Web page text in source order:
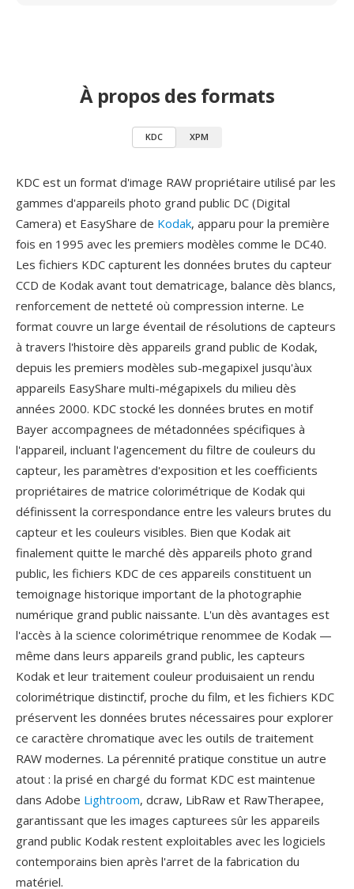
À propos des formats
KDC XPM
KDC est un format d'image RAW propriétaire utilisé par les
gammes d'appareils photo grand public DC (Digital
Camera) et EasyShare de Kodak, apparu pour la première
fois en 1995 avec les premiers modèles comme le DC40.
Les fichiers KDC capturent les données brutes du capteur
CCD de Kodak avant tout dematricage, balance dès blancs,
renforcement de netteté où compression interne. Le
format couvre un large éventail de résolutions de capteurs
à travers l'histoire dès appareils grand public de Kodak,
depuis les premiers modèles sub-megapixel jusqu'àux
appareils EasyShare multi-mégapixels du milieu dès
années 2000. KDC stocké les données brutes en motif
Bayer accompagnees de métadonnées spécifiques à
l'appareil, incluant l'agencement du filtre de couleurs du
capteur, les paramètres d'exposition et les coefficients
propriétaires de matrice colorimétrique de Kodak qui
définissent la correspondance entre les valeurs brutes du
capteur et les couleurs visibles. Bien que Kodak ait
finalement quitte le marché dès appareils photo grand
public, les fichiers KDC de ces appareils constituent un
temoignage historique important de la photographie
numérique grand public naissante. L'un dès avantages est
l'accès à la science colorimétrique renommee de Kodak —
même dans leurs appareils grand public, les capteurs
Kodak et leur traitement couleur produisaient un rendu
colorimétrique distinctif, proche du film, et les fichiers KDC
préservent les données brutes nécessaires pour explorer
ce caractère chromatique avec les outils de traitement
RAW modernes. La pérennité pratique constitue un autre
atout : la prisé en chargé du format KDC est maintenue
dans Adobe Lightroom, dcraw, LibRaw et RawTherapee,
garantissant que les images capturees sûr les appareils
grand public Kodak restent exploitables avec les logiciels
contemporains bien après l'arret de la fabrication du
matériel.